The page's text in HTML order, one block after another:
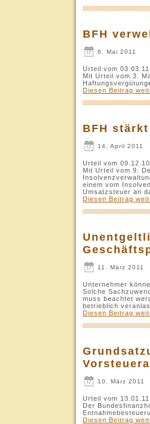
BFH
6. Mai 2011
Urteil vom
Mit Urteil vom 3.
Diesen Beitrag
BFH
14. April 2011
Urteil vom
Mit Urteil vom 9.
einem vom
Umsatzsteuer an
Diesen Beitrag
11. März 2011
Unternehmer
Solche
muss beachtet
betrieblich
Diesen Beitrag
10. März 2011
Urteil vom
Der
Diesen Beitrag